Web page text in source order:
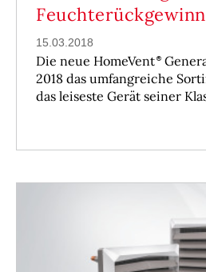
15.03.2018
Die neue HomeVent
2018 das umfangreiche
das leiseste Gerät seiner